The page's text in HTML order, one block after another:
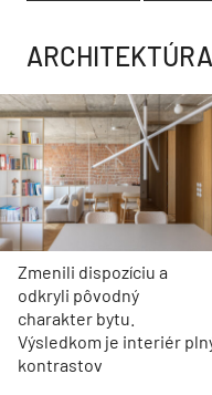
ARCHITEKTÚRA
Zmenili dispozíciu a
odkryli pôvodný
charakter bytu.
Výsledkom je interiér
kontrastov